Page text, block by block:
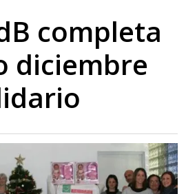
completa
diciembre